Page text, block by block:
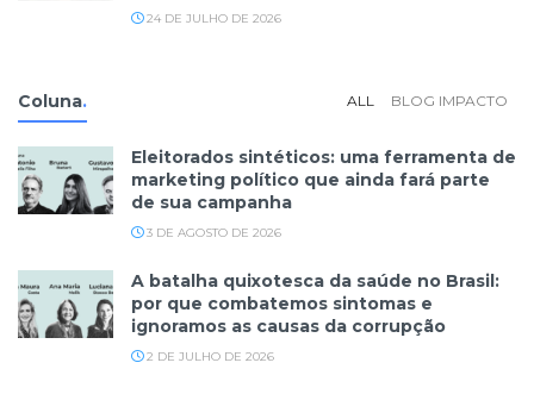
24 DE JULHO DE 2026
Coluna. ALL BLOG IMPACTO
Eleitorados sintéticos: uma ferramenta de
marketing político que ainda fará parte
de sua campanha
3 DE AGOSTO DE 2026
A batalha quixotesca da saúde no Brasil:
por que combatemos sintomas e
ignoramos as causas da corrupção
2 DE JULHO DE 2026